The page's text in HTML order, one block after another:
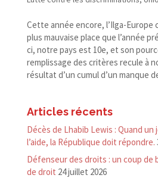
Cette année encore, l’Ilga-Europe
plus mauvaise place que l’année
ci, notre pays est 10e, et son
remplissage des critères recule à
résultat d’un cumul d’un manque
Articles récents
Décès de Lhabib Lewis : Quand un
l’aide, la République doit répondre.
Défenseur des droits : un coup de
de droit 24 juillet 2026